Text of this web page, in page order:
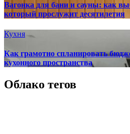
Вагонка для бани и сауны: как
который прослужит десятилетия
Кухня
Как грамотно спланировать
кухонного пространства
Облако тегов